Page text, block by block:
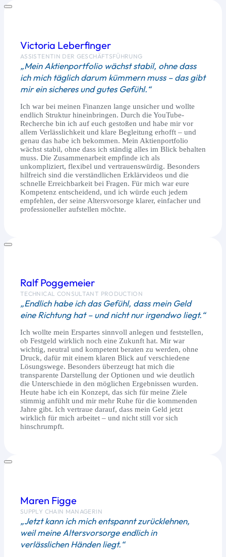
Victoria Leberfinger
ASSISTENTIN DER GESCHÄFTSFÜHRUNG
„Mein Aktienportfolio wächst stabil, ohne dass
ich mich täglich darum kümmern muss – das gibt
mir ein sicheres und gutes Gefühl.“
Ich war bei meinen Finanzen lange unsicher und wollte
endlich Struktur hineinbringen. Durch die YouTube-
Recherche bin ich auf euch gestoßen und habe mir vor
allem Verlässlichkeit und klare Begleitung erhofft – und
genau das habe ich bekommen. Mein Aktienportfolio
wächst stabil, ohne dass ich ständig alles im Blick behalten
muss. Die Zusammenarbeit empfinde ich als
unkompliziert, flexibel und vertrauenswürdig. Besonders
hilfreich sind die verständlichen Erklärvideos und die
schnelle Erreichbarkeit bei Fragen. Für mich war eure
Kompetenz entscheidend, und ich würde euch jedem
empfehlen, der seine Altersvorsorge klarer, einfacher und
professioneller aufstellen möchte.
Ralf Poggemeier
TECHNICAL CONSULTANT PRODUCTION
„Endlich habe ich das Gefühl, dass mein Geld
eine Richtung hat – und nicht nur irgendwo liegt.“
Ich wollte mein Erspartes sinnvoll anlegen und feststellen,
ob Festgeld wirklich noch eine Zukunft hat. Mir war
wichtig, neutral und kompetent beraten zu werden, ohne
Druck, dafür mit einem klaren Blick auf verschiedene
Lösungswege. Besonders überzeugt hat mich die
transparente Darstellung der Optionen und wie deutlich
die Unterschiede in den möglichen Ergebnissen wurden.
Heute habe ich ein Konzept, das sich für meine Ziele
stimmig anfühlt und mir mehr Ruhe für die kommenden
Jahre gibt. Ich vertraue darauf, dass mein Geld jetzt
wirklich für mich arbeitet – und nicht still vor sich
hinschrumpft.
Maren Figge
SUPPLY CHAIN MANAGERIN
„Jetzt kann ich mich entspannt zurücklehnen,
weil meine Altersvorsorge endlich in
verlässlichen Händen liegt.“